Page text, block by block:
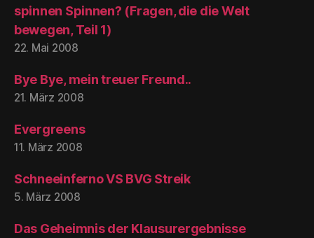
spinnen Spinnen? (Fragen, die die Welt
bewegen, Teil 1)
22. Mai 2008
Bye Bye, mein treuer Freund..
21. März 2008
Evergreens
11. März 2008
Schneeinferno VS BVG Streik
5. März 2008
Das Geheimnis der Klausurergebnisse